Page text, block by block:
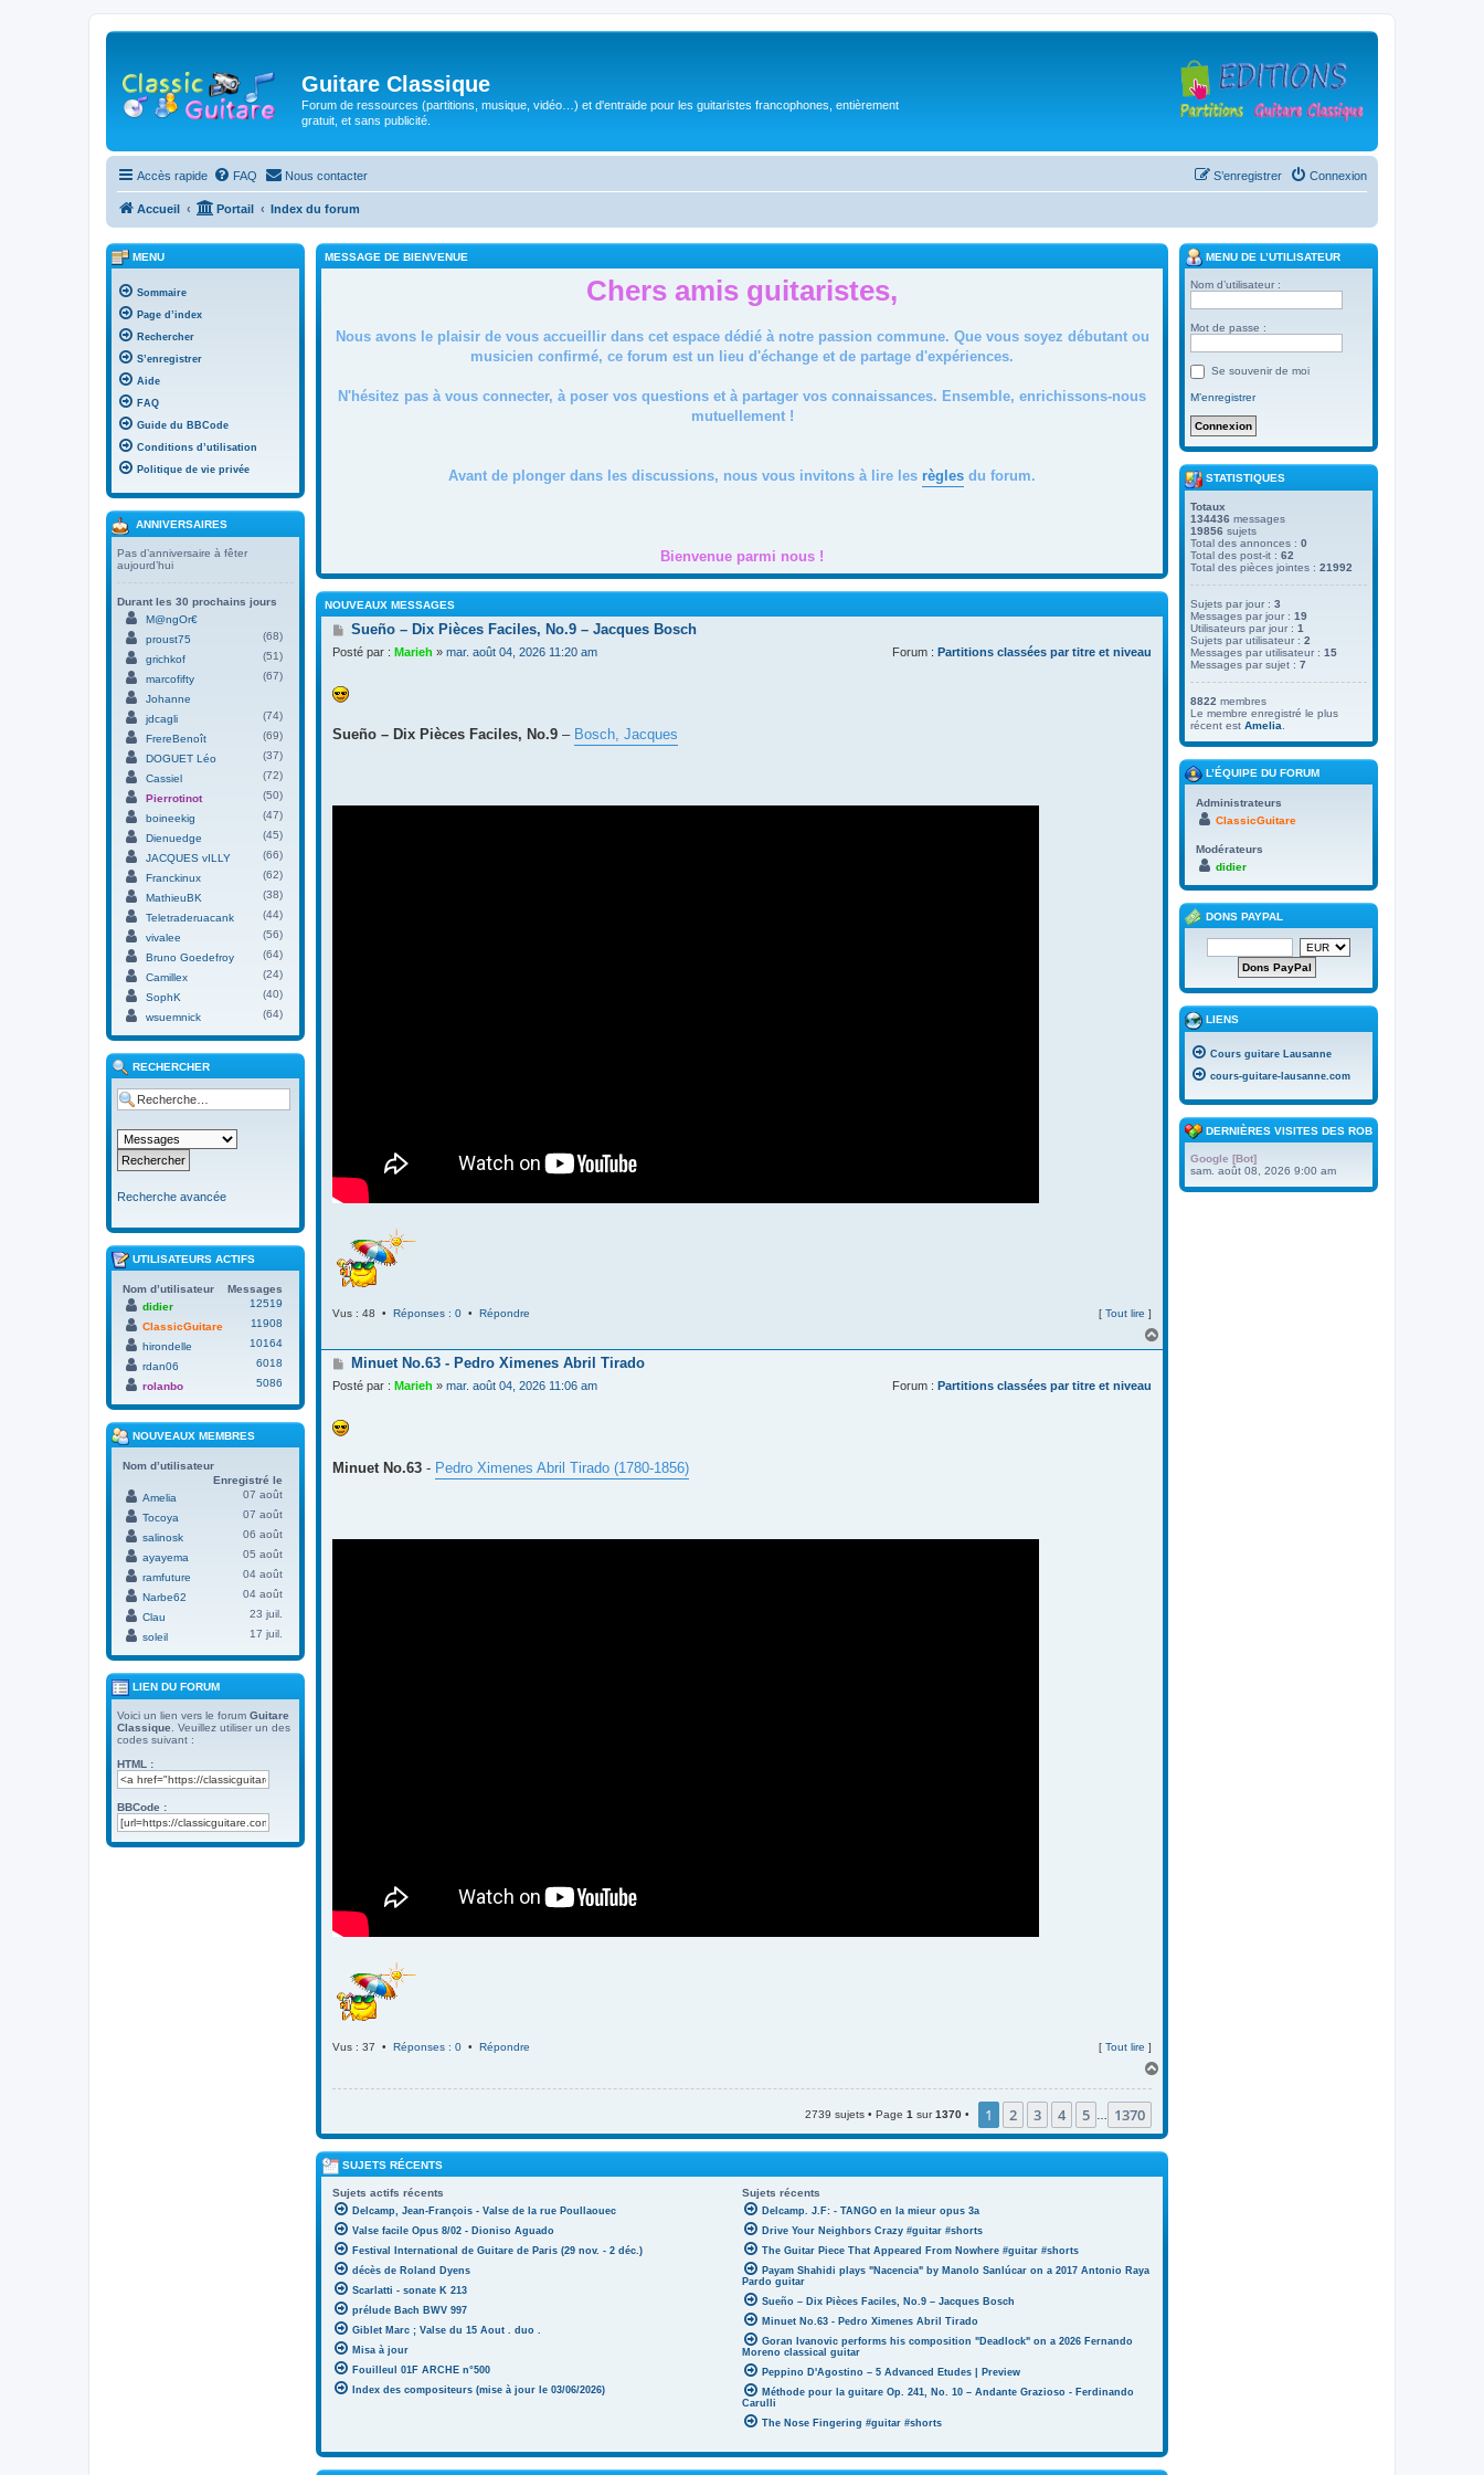
Guitare Classique
Forum de ressources (partitions, musique, vidéo…) et d'entraide pour les guitaristes francophones, entièrement
gratuit, et sans publicité.
Accès rapide FAQ Nous contacter Connexion
S’enregistrer
Accueil Portail Index du forum
MESSAGE DE BIENVENUE
Chers amis guitaristes,
Nous avons le plaisir de vous accueillir dans cet espace dédié à notre passion commune. Que vous soyez débutant ou
musicien confirmé, ce forum est un lieu d'échange et de partage d'expériences.
N'hésitez pas à vous connecter, à poser vos questions et à partager vos connaissances. Ensemble, enrichissons-nous
mutuellement !
Avant de plonger dans les discussions, nous vous invitons à lire les règles du forum.
Bienvenue parmi nous !
NOUVEAUX MESSAGES
M
s
a
g
Sueño – Dix Pièces Faciles, No.9 – Jacques Bosch
Posté par : Marieh » mar. août 04, 2026 11:20 am Forum : Partitions classées par titre et niveau
Sueño – Dix Pièces Faciles, No.9 – Bosch, Jacques
Vus : 48 • Réponses : 0 • Répondre [ Tout lire ]
a
M
s
a
g
Minuet No.63 - Pedro Ximenes Abril Tirado
Posté par : Marieh » mar. août 04, 2026 11:06 am Forum : Partitions classées par titre et niveau
Minuet No.63 - Pedro Ximenes Abril Tirado (1780-1856)
Vus : 37 • Réponses : 0 • Répondre [ Tout lire ]
2739 sujets • Page 1 sur1370 • 1 2 3 4 5 1370
SUJETS RÉCENTS
Sujets actifs récents Sujets récents
Delcamp, Jean-François - Valse de la rue Poullaouec
Valse facile Opus 8/02 - Dioniso Aguado
Festival International de Guitare de Paris (29 nov. - 2 déc.)
décès de Roland Dyens
Scarlatti - sonate K 213
prélude Bach BWV 997
Giblet Marc ; Valse du 15 Aout . duo .
Misa à jour
Fouilleul 01F ARCHE n°500
Index des compositeurs (mise à jour le 03/06/2026)
Delcamp. J.F: - TANGO en la mieur opus 3a
Drive Your Neighbors Crazy #guitar #shorts
The Guitar Piece That Appeared From Nowhere #guitar #shorts
Payam Shahidi plays "Nacencia" by Manolo Sanlúcar on a 2017 Antonio Raya
Pardo guitar
Sueño – Dix Pièces Faciles, No.9 – Jacques Bosch
Minuet No.63 - Pedro Ximenes Abril Tirado
Goran Ivanovic performs his composition "Deadlock" on a 2026 Fernando
Moreno classical guitar
Peppino D'Agostino – 5 Advanced Etudes | Preview
Méthode pour la guitare Op. 241, No. 10 – Andante Grazioso - Ferdinando
Carulli
The Nose Fingering #guitar #shorts
MENU
Sommaire
Page d’index
Rechercher
S’enregistrer
Aide
FAQ
Guide du BBCode
Conditions d’utilisation
Politique de vie privée
ANNIVERSAIRES
Pas d’anniversaire à fêter
aujourd’hui
Durant les 30 prochains jours
M@ngOr€
proust75
(68)
grichkof
(51)
marcofifty
(67)
Johanne
jdcagli
(74)
FrereBenoît
(69)
DOGUET Léo
(37)
Cassiel
(72)
Pierrotinot
(50)
boineekig
(47)
Dienuedge
(45)
JACQUES vILLY
(66)
Franckinux
(62)
MathieuBK
(38)
Teletraderuacank
(44)
vivalee
(56)
Bruno Goedefroy
(64)
Camillex
(24)
SophK
(40)
wsuemnick
(64)
RECHERCHER
Recherche avancée
UTILISATEURS ACTIFS
Nom d’utilisateur
Messages
didier
12519
ClassicGuitare
11908
hirondelle
10164
rdan06
6018
rolanbo
5086
NOUVEAUX MEMBRES
Nom d’utilisateur
Enregistré le
Amelia
07 août
Tocoya
07 août
salinosk
06 août
ayayema
05 août
ramfuture
04 août
Narbe62
04 août
Clau
23 juil.
soleil
17 juil.
LIEN DU FORUM
Voici un lien vers le forum Guitare
Classique . Veuillez utiliser un des
codes suivant :
HTML :
BBCode :
MENU DE L’UTILISATEUR
Nom d’utilisateur :
Mot de passe :
Se souvenir de moi
M’enregistrer
STATISTIQUES
Totaux
134436 messages
19856 sujets
Total des annonces : 0
Total des post-it : 62
Total des pièces jointes : 21992
Sujets par jour : 3
Messages par jour : 19
Utilisateurs par jour : 1
Sujets par utilisateur : 2
Messages par utilisateur : 15
Messages par sujet : 7
8822 membres
Le membre enregistré le plus
récent est Amelia
L’ÉQUIPE DU FORUM
Administrateurs
ClassicGuitare
Modérateurs
didier
DONS PAYPAL
LIENS
Cours guitare Lausanne
cours-guitare-lausanne.com
DERNIÈRES VISITES DES ROBOTS
Google [Bot]
sam. août 08, 2026 9:00 am